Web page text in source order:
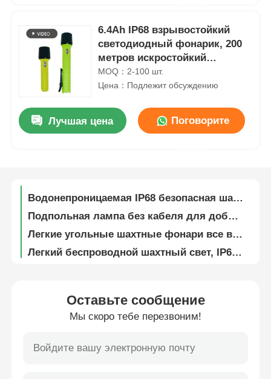
Главная страница
Продукция
VR - шоу
контроль качества
Новости
Отправить запрос
6.4Ah IP68 взрывостойкий
светодиодный фонарик, 200
метров искростойкий
фонарик
MOQ：2-100 шт.
Цена：Подлежит обсуждению
Лучшая цена Поговорите
Беспроводные светодиодные светодиодные лампы 20000LUX GLC-6S
Оставьте сообщение
Мы скоро тебе перезвоним!